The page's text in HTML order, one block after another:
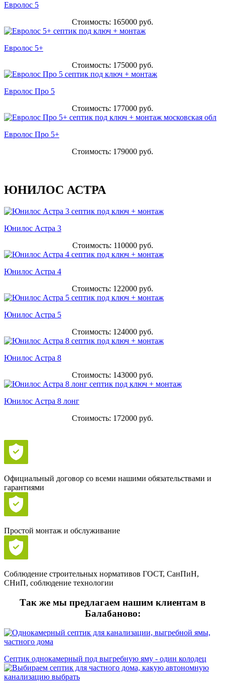
Евролос 5
Стоимость: 165000 руб.
Евролос 5+
Стоимость: 175000 руб.
Евролос Про 5
Стоимость: 177000 руб.
Евролос Про 5+
Стоимость: 179000 руб.
ЮНИЛОС АСТРА
Юнилос Астра 3
Стоимость: 110000 руб.
Юнилос Астра 4
Стоимость: 122000 руб.
Юнилос Астра 5
Стоимость: 124000 руб.
Юнилос Астра 8
Стоимость: 143000 руб.
Юнилос Астра 8 лонг
Стоимость: 172000 руб.
Официальный договор со всеми нашими обязательствами и
гарантиями
Простой монтаж и обслуживание
Соблюдение строительных нормативов ГОСТ, СанПиН,
СНиП, соблюдение технологии
Так же мы предлагаем нашим клиентам в
Балабаново:
Септик однокамерный под выгребную яму - один колодец